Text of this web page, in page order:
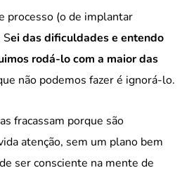
processo (o de implantar
Sei das dificuldades e entendo
rodá-lo com a maior das
não podemos fazer é ignorá-lo.
fracassam porque são
atenção, sem um plano bem
ser consciente na mente de